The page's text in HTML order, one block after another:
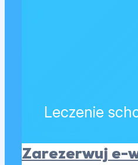
Leczenie
Zarezerwuj e-